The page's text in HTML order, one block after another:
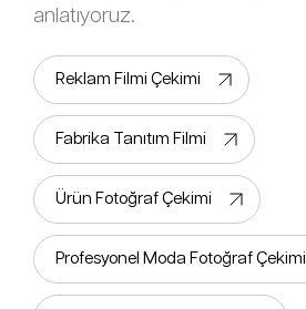
anlatıyoruz.
Reklam Filmi Çekimi
Fabrika Tanıtım Filmi
Ürün Fotoğraf Çekimi
Profesyonel Moda Fotoğraf Çekimi